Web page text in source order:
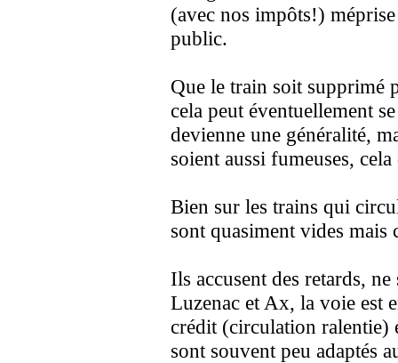
(avec nos impôts!)
public.
Que le train soit supprimé
cela peut éventuellement
devienne une généralité,
soient aussi fumeuses,
Bien sur les trains qui
sont quasiment vides
Ils accusent des retards, ne
Luzenac et Ax, la voie est
crédit (circulation ralentie)
sont souvent peu adaptés